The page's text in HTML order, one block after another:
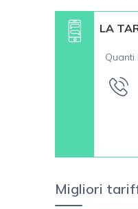
LA
Quanti
Migliori